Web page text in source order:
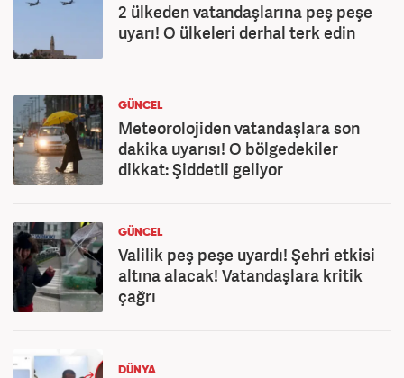
2 ülkeden vatandaşlarına peş peşe
uyarı! O ülkeleri derhal terk edin
GÜNCEL
Meteorolojiden vatandaşlara son
dakika uyarısı! O bölgedekiler
dikkat: Şiddetli geliyor
GÜNCEL
Valilik peş peşe uyardı! Şehri etkisi
altına alacak! Vatandaşlara kritik
çağrı
DÜNYA